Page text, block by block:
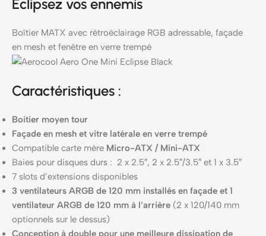
Eclipsez vos ennemis
Boîtier MATX avec rétroéclairage RGB adressable, façade
en mesh et fenêtre en verre trempé
Caractéristiques :
Boitier moyen tour
Façade en mesh et vitre latérale en verre trempé
Compatible carte mère Micro-ATX / Mini-ATX
Baies pour disques durs : 2 x 2.5″, 2 x 2.5″/3.5″ et 1 x 3.5″
7 slots d’extensions disponibles
3 ventilateurs ARGB de 120 mm installés en façade et 1
ventilateur ARGB de 120 mm à l’arrière (2 x 120/140 mm
optionnels sur le dessus)
Conception à double pour une meilleure dissipation de